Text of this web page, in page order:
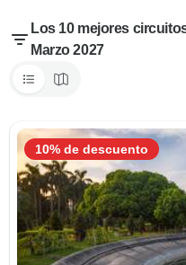
Los 10 mejores
Marzo 2027
10% de descuento